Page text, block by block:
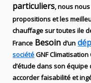
particuliers, nous
propositions et les
chauffage sur toutes ile
France Besoind’un
sociétéGNFClimatisation
d’étude dans son
accorder faisabilité et